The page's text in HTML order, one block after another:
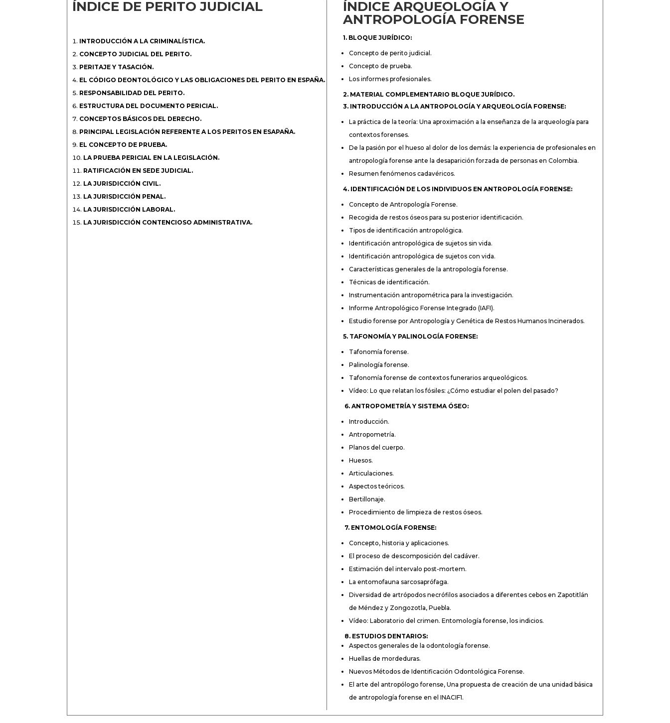
ÍNDICE DE PERITO JUDICIAL
INTRODUCCIÓN A LA CRIMINALÍSTICA.
CONCEPTO JUDICIAL DEL PERITO.
PERITAJE Y TASACIÓN.
EL CÓDIGO DEONTOLÓGICO Y LAS OBLIGACIONES DEL PERITO EN ESPAÑA.
RESPONSABILIDAD DEL PERITO.
ESTRUCTURA DEL DOCUMENTO PERICIAL.
CONCEPTOS BÁSICOS DEL DERECHO.
PRINCIPAL LEGISLACIÓN REFERENTE A LOS PERITOS EN ESAPAÑA.
EL CONCEPTO DE PRUEBA.
LA PRUEBA PERICIAL EN LA LEGISLACIÓN.
RATIFICACIÓN EN SEDE JUDICIAL.
LA JURISDICCIÓN CIVIL.
LA JURISDICCIÓN PENAL.
LA JURISDICCIÓN LABORAL.
LA JURISDICCIÓN CONTENCIOSO ADMINISTRATIVA.
ÍNDICE ARQUEOLOGÍA Y
ANTROPOLOGÍA FORENSE
1. BLOQUE JURÍDICO:
Concepto de perito judicial.
Concepto de prueba.
Los informes profesionales.
2. MATERIAL COMPLEMENTARIO BLOQUE JURÍDICO.
3. INTRODUCCIÓN A LA ANTROPOLOGÍA Y ARQUEOLOGÍA FORENSE:
La práctica de la teoría: Una aproximación a la enseñanza de la arqueología para
contextos forenses.
De la pasión por el hueso al dolor de los demás: la experiencia de profesionales en
antropología forense ante la desaparición forzada de personas en Colombia.
Resumen fenómenos cadavéricos.
4. IDENTIFICACIÓN DE LOS INDIVIDUOS EN ANTROPOLOGÍA FORENSE:
Concepto de Antropología Forense.
Recogida de restos óseos para su posterior identificación.
Tipos de identificación antropológica.
Identificación antropológica de sujetos sin vida.
Identificación antropológica de sujetos con vida.
Características generales de la antropología forense.
Técnicas de identificación.
Instrumentación antropométrica para la investigación.
Informe Antropológico Forense Integrado (IAFI).
Estudio forense por Antropología y Genética de Restos Humanos Incinerados.
5. TAFONOMÍA Y PALINOLOGÍA FORENSE:
Tafonomía forense.
Palinología forense.
Tafonomía forense de contextos funerarios arqueológicos.
Vídeo: Lo que relatan los fósiles: ¿Cómo estudiar el polen del pasado?
6. ANTROPOMETRÍA Y SISTEMA ÓSEO:
Introducción.
Antropometría.
Planos del cuerpo.
Huesos.
Articulaciones.
Aspectos teóricos.
Bertillonaje.
Procedimiento de limpieza de restos óseos.
7. ENTOMOLOGÍA FORENSE:
Concepto, historia y aplicaciones.
El proceso de descomposición del cadáver.
Estimación del intervalo post-mortem.
La entomofauna sarcosaprófaga.
Diversidad de artrópodos necrófilos asociados a diferentes cebos en Zapotitlán
de Méndez y Zongozotla, Puebla.
Vídeo: Laboratorio del crimen. Entomología forense, los indicios.
8. ESTUDIOS DENTARIOS:
Aspectos generales de la odontología forense.
Huellas de mordeduras.
Nuevos Métodos de Identificación Odontológica Forense.
El arte del antropólogo forense, Una propuesta de creación de una unidad básica
de antropología forense en el INACIF1.